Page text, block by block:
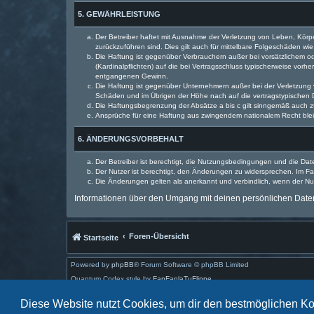
Diese Website nutzt Cookies, um dir den bestmöglichen
5. GEWÄHRLEISTUNG
Der Betreiber haftet mit Ausnahme der Verletzung von Leben,
zurückzuführen sind. Dies gilt auch für mittelbare Folgeschäden
Die Haftung ist gegenüber Verbrauchern außer bei vorsätzlichem
(Kardinalpflichten) auf die bei Vertragsschluss typischerweise
entgangenen Gewinn.
Die Haftung ist gegenüber Unternehmern außer bei der
Schäden und im Übrigen der Höhe nach auf die
Die Haftungsbegrenzung der Absätze a bis c gilt sinngemäß auch
Ansprüche für eine Haftung aus zwingendem nationalem Recht
6. ÄNDERUNGSVORBEHALT
Der Betreiber ist berechtigt, die Nutzungsbedingungen und die
Der Nutzer ist berechtigt, den Änderungen zu widersprechen. Im
Die Änderungen gelten als anerkannt und verbindlich, wenn der
Informationen über den Umgang mit deinen persönlichen
Startseite Foren-Übersicht
Powered by phpBB® Forum Software © phpBB Limited
Quantum Codex style byFanFanlaTuFlippe
Datenschutz|Nutzungsbedingungen